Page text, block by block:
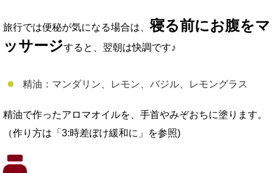
旅行では便秘が気になる場合は、寝る前にお腹をマ
ッサージすると、翌朝は快調です♪
精油：マンダリン、レモン、バジル、レモングラス
精油で作ったアロマオイルを、手首やみぞおちに塗ります。
（作り方は「3:時差ぼけ緩和に」を参照)